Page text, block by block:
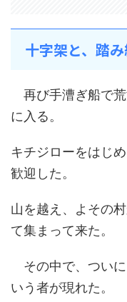
十字架と、踏
再び手漕ぎ船で
に入る。
キチジローをはじ
歓迎した。
山を越え、よその
て集まって来た。
その中で、ついに
いう者が現れた。